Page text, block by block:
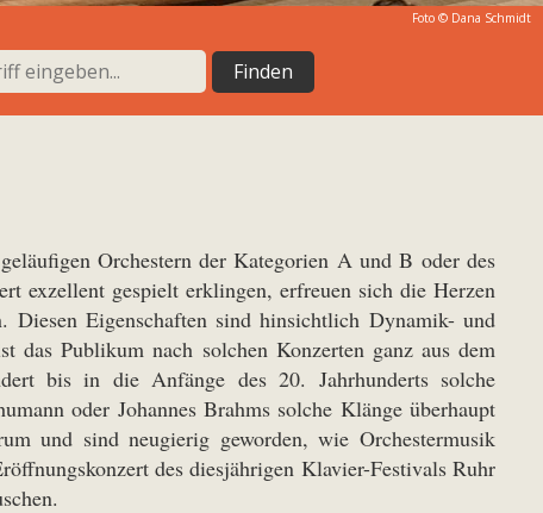
Foto © Dana Schmidt
Orchestern der Kategorien A und B oder des
exzellent gespielt erklingen, erfreuen sich die Herzen
Eigenschaften sind hinsichtlich Dynamik- und
Publikum nach solchen Konzerten ganz aus dem
bis in die Anfänge des 20. Jahrhunderts solche
oder Johannes Brahms solche Klänge überhaupt
und sind neugierig geworden, wie Orchestermusik
des diesjährigen Klavier-Festivals Ruhr